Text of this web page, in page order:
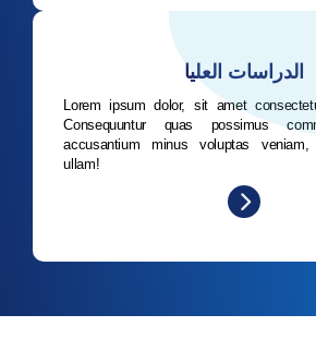
الدراسات العليا
Lorem ipsum dolor, sit amet
Consequuntur quas possimus
accusantium minus voluptas
ullam!